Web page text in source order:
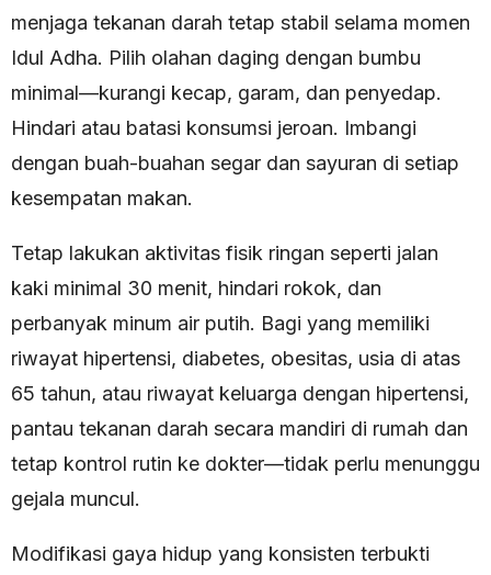
menjaga tekanan darah tetap stabil selama momen
Idul Adha. Pilih olahan daging dengan bumbu
minimal—kurangi kecap, garam, dan penyedap.
Hindari atau batasi konsumsi jeroan. Imbangi
dengan buah-buahan segar dan sayuran di setiap
kesempatan makan.
Tetap lakukan aktivitas fisik ringan seperti jalan
kaki minimal 30 menit, hindari rokok, dan
perbanyak minum air putih. Bagi yang memiliki
riwayat hipertensi, diabetes, obesitas, usia di atas
65 tahun, atau riwayat keluarga dengan hipertensi,
pantau tekanan darah secara mandiri di rumah dan
tetap kontrol rutin ke dokter—tidak perlu menunggu
gejala muncul.
Modifikasi gaya hidup yang konsisten terbukti